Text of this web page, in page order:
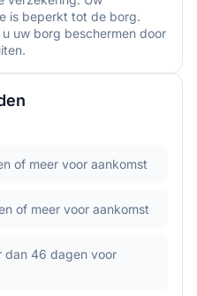
is beperkt tot de borg.
uw borg beschermen door
of meer voor aankomst
of meer voor aankomst
dan 46 dagen voor